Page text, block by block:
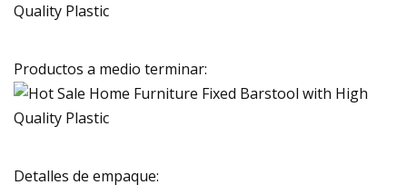
Productos a medio terminar:
Detalles de empaque: